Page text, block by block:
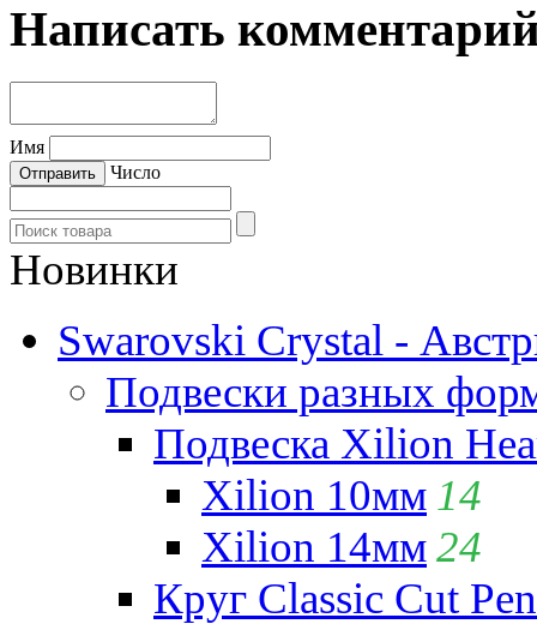
Написать
Имя
Число
Новинки
Swarovski Crystal -
Подвески разных
Подвеска Xilion
Xilion 10мм 14
Xilion 14мм24
Круг Classic Cut